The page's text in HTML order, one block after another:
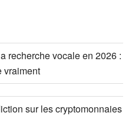
recherche vocale en 2026 :
vraiment
sur les cryptomonnaies